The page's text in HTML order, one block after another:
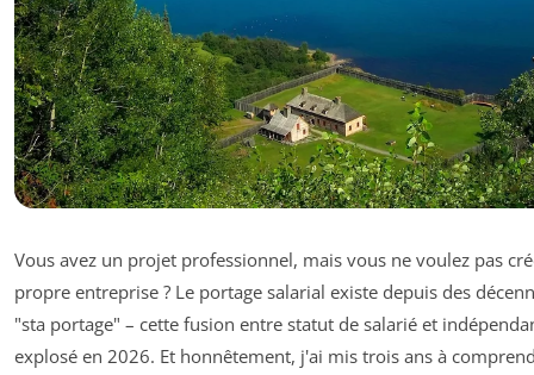
Vous avez un projet professionnel, mais vous ne voulez pas
propre entreprise ? Le portage salarial existe depuis des
"sta portage" – cette fusion entre statut de salarié et
explosé en 2026. Et honnêtement, j'ai mis trois ans à